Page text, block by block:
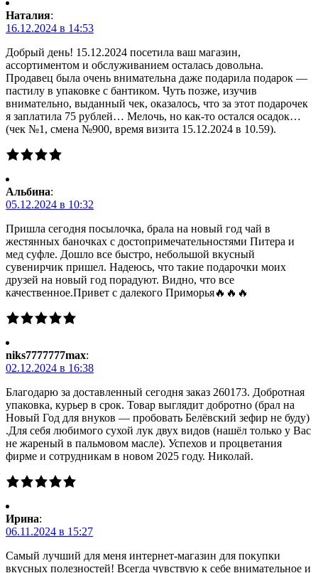
Наталия:
16.12.2024 в 14:53
Добрый день! 15.12.2024 посетила ваш магазин,
ассортиментом и обслуживанием осталась довольна.
Продавец была очень внимательна даже подарила подарок —
пастилу в упаковке с бантиком. Чуть позже, изучив
внимательно, выданный чек, оказалось, что за этот подарочек
я заплатила 75 рублей… Мелочь, но как-то остался осадок…
(чек №1, смена №900, время визита 15.12.2024 в 10.59).
Альбина:
05.12.2024 в 10:32
Пришла сегодня посылочка, брала на новый год чай в
жестянных баночках с достопримечательностями Питера и
мед суфле. Дошло все быстро, небольшой вкусный
сувенирчик пришел. Надеюсь, что такие подарочки моих
друзей на новый год порадуют. Видно, что все
качественное.Привет с далекого Приморья🔥🔥🔥
niks7777777max:
02.12.2024 в 16:38
Благодарю за доставленный сегодня заказ 260173. Добротная
упаковка, курьер в срок. Товар выглядит добротно (брал на
Новый Год для внуков — пробовать Белёвский зефир не буду)
.Для себя любимого сухой лук двух видов (нашёл только у Вас
не жареный в пальмовом масле). Успехов и процветания
фирме и сотрудникам в новом 2025 году. Николай.
Ирина:
06.11.2024 в 15:27
Самый лучший для меня интернет-магазин для покупки
вкусных полезностей! Всегда чувствую к себе внимательное и